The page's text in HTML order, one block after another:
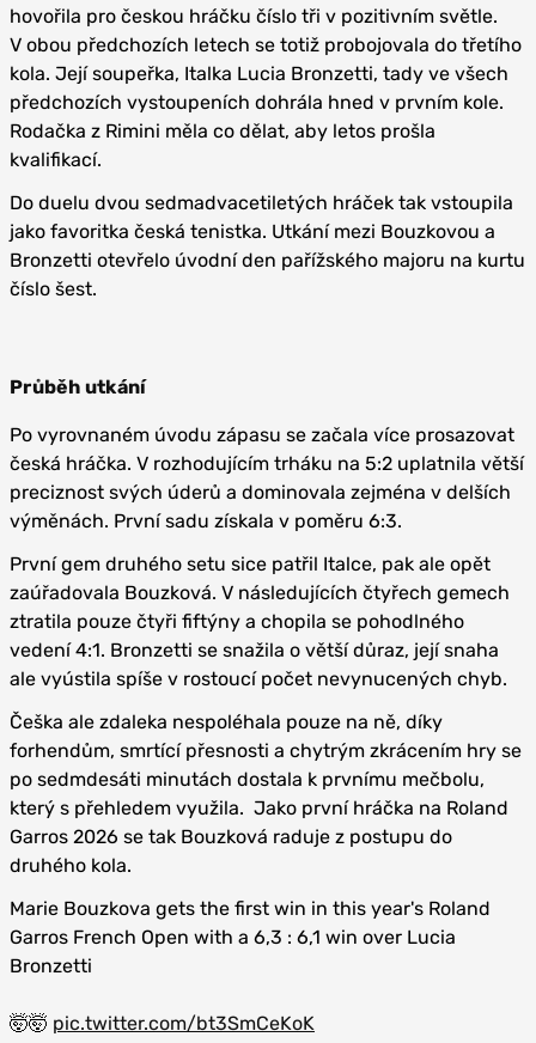
hovořila pro českou hráčku číslo tři v pozitivním světle.
V obou předchozích letech se totiž probojovala do třetího
kola. Její soupeřka, Italka Lucia Bronzetti, tady ve všech
předchozích vystoupeních dohrála hned v prvním kole.
Rodačka z Rimini měla co dělat, aby letos prošla
kvalifikací.
Do duelu dvou sedmadvacetiletých hráček tak vstoupila
jako favoritka česká tenistka. Utkání mezi Bouzkovou a
Bronzetti otevřelo úvodní den pařížského majoru na kurtu
číslo šest.
Průběh utkání
Po vyrovnaném úvodu zápasu se začala více prosazovat
česká hráčka. V rozhodujícím trháku na 5:2 uplatnila větší
preciznost svých úderů a dominovala zejména v delších
výměnách. První sadu získala v poměru 6:3.
První gem druhého setu sice patřil Italce, pak ale opět
zaúřadovala Bouzková. V následujících čtyřech gemech
ztratila pouze čtyři fiftýny a chopila se pohodlného
vedení 4:1. Bronzetti se snažila o větší důraz, její snaha
ale vyústila spíše v rostoucí počet nevynucených chyb.
Češka ale zdaleka nespoléhala pouze na ně, díky
forhendům, smrtící přesnosti a chytrým zkrácením hry se
po sedmdesáti minutách dostala k prvnímu mečbolu,
který s přehledem využila. Jako první hráčka na Roland
Garros 2026 se tak Bouzková raduje z postupu do
druhého kola.
Marie Bouzkova gets the first win in this year's Roland
Garros French Open with a 6,3 : 6,1 win over Lucia
Bronzetti
🤯🤯 pic.twitter.com/bt3SmCeKoK